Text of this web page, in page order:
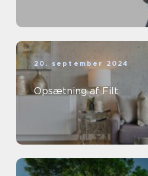
20. september 2024
Opsætning af Filt